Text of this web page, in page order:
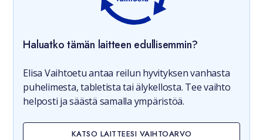
Haluatko tämän laitteen edullisemmin?
Elisa Vaihtoetu antaa reilun hyvityksen vanhasta
puhelimesta, tabletista tai älykellosta. Tee vaihto
helposti ja säästä samalla ympäristöä.
KATSO LAITTEESI VAIHTOARVO